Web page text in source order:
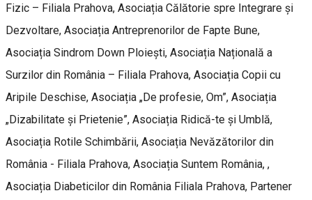
Fizic – Filiala Prahova, Asociația Călătorie spre Integrare și
Dezvoltare, Asociația Antreprenorilor de Fapte Bune,
Asociația Sindrom Down Ploiești, Asociația Națională a
Surzilor din România – Filiala Prahova, Asociația Copii cu
Aripile Deschise, Asociația „De profesie, Om”, Asociația
„Dizabilitate și Prietenie”, Asociația Ridică-te și Umblă,
Asociația Rotile Schimbării, Asociația Nevăzătorilor din
România - Filiala Prahova, Asociația Suntem România, ,
Asociația Diabeticilor din România Filiala Prahova, Partener